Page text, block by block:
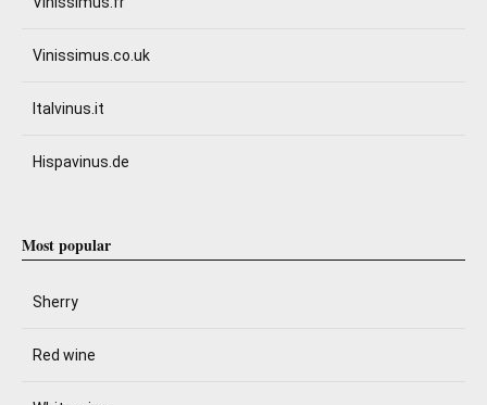
Vinissimus.co.uk
Italvinus.it
Hispavinus.de
Most popular
Sherry
Red wine